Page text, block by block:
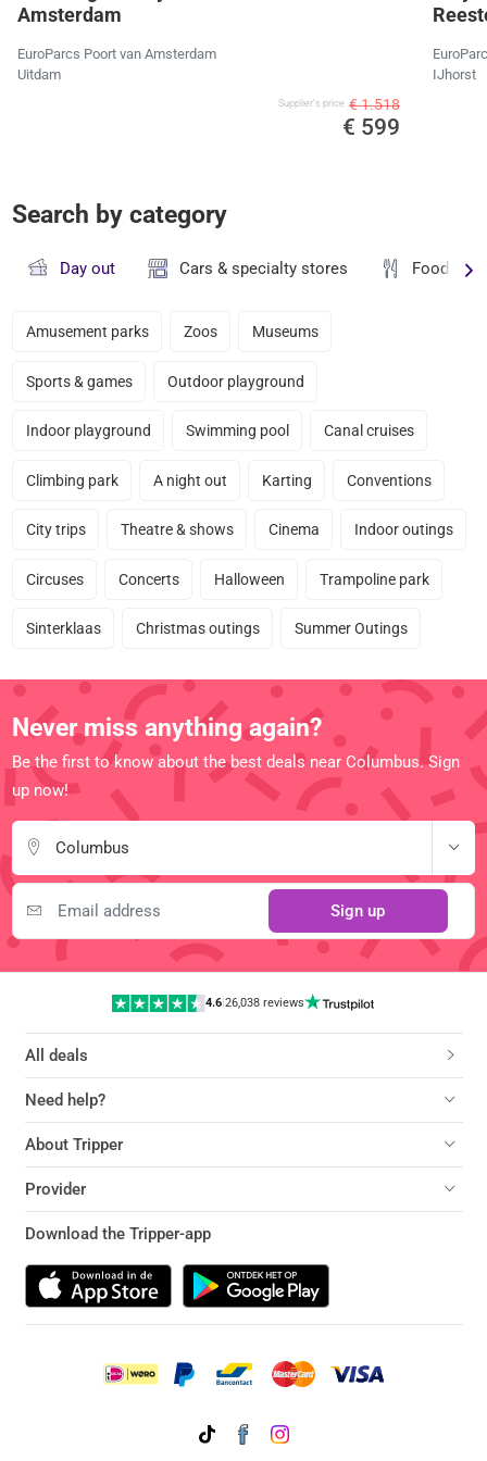
Amsterdam
EuroParcs Poort van Amsterdam
Uitdam
Supplier's price € 1.518
€ 599
IJhorst
Search by category
Day out Cars & specialty stores Food &
Amusement parks Zoos Museums
Sports & games Outdoor playground
Indoor playground Swimming pool Canal cruises
Climbing park A night out Karting Conventions
City trips Theatre & shows Cinema Indoor outings
Circuses Concerts Halloween Trampoline park
Sinterklaas Christmas outings Summer Outings
Never miss anything again?
Be the first to know about the best deals near Columbus. Sign
up now!
Columbus
Sign up
4.6| 26,038 reviews
All deals
Need help?
About Tripper
Provider
Download the Tripper-app